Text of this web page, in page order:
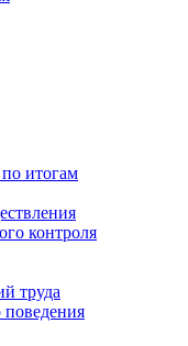
итогам
контроля
труда
поведения